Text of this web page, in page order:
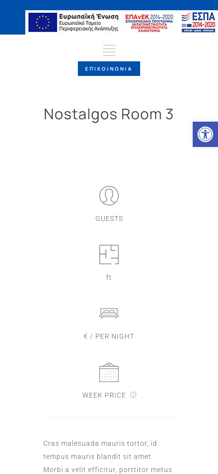
ΕΠΙΚΟΙΝΩΝΙΑ
Nostalgos Room 3
GUESTS
ft
€ / PER NIGHT
WEEK PRICE
Cras malesuada mauris tortor, id
tempus mauris blandit sit amet.
Morbi a velit efficitur, porttitor metus